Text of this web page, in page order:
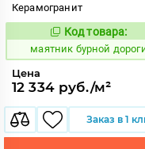
Керамогранит
922772
Код товара:
маятник бурной
Цена
12 334 руб./м²
Заказ в 1